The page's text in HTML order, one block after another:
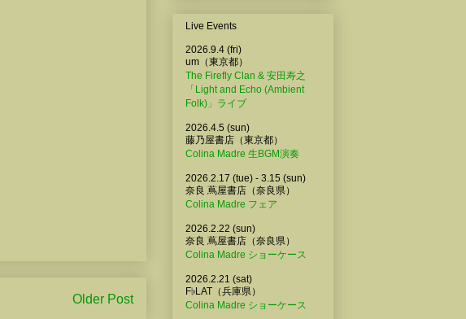
Older Post
Live Events
2026.9.4 (fri)
um（東京都）
The Firefly Clan & 安田寿之
「Light and Echo (Ambient
Folk)」ライブ
2026.4.5 (sun)
藤乃屋書店（東京都）
Colina Madre 生BGM演奏
2026.2.17 (tue) - 3.15 (sun)
奈良 蔦屋書店（奈良県）
Colina Madre フェア
2026.2.22 (sun)
奈良 蔦屋書店（奈良県）
Colina Madre ショーケース
2026.2.21 (sat)
F♭LAT（兵庫県）
Colina Madre ショーケース